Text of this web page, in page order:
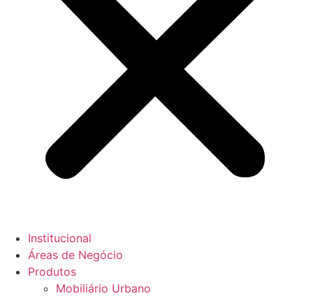
Institucional
Áreas de Negócio
Produtos
Mobiliário Urbano